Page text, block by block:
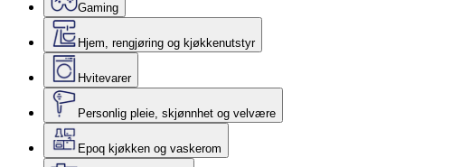
Gaming
Hjem, rengjøring og kjøkkenutstyr
Hvitevarer
Personlig pleie, skjønnhet og velvære
Epoq kjøkken og vaskerom